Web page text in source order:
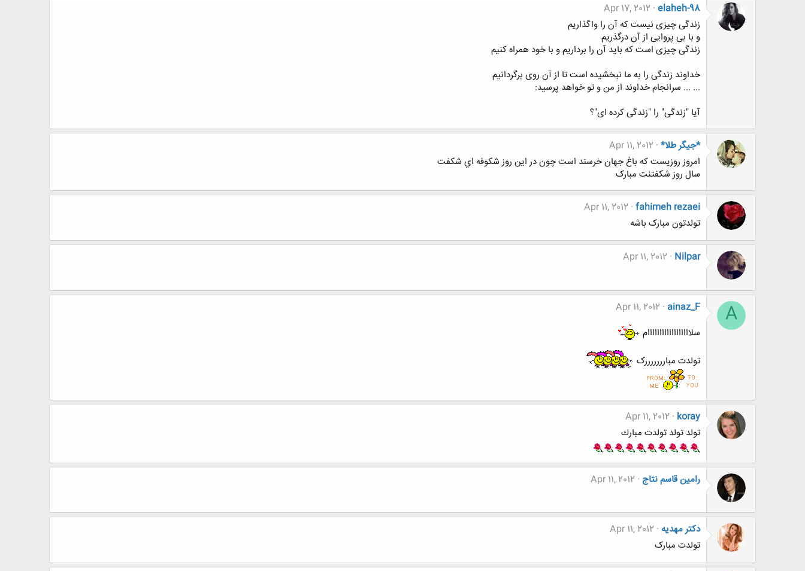
elaheh-98
Apr 17, 2012
زندگی چیزی نیست که آن را واگذاریم
و با بی پروایی از آن درگذریم
زندگی چیزی است که باید آن را برداریم و با خود همراه کنیم
خداوند زندگی را به ما نبخشیده است تا از آن روی برگردانیم
... ... سرانجام خداوند از من و تو خواهد پرسید:
آیا "زندگی" را "زندگی کرده ای"؟
*جیگر طلا* Apr 11, 2012
امروز روزیست که باغ جهان خرسند است چون در این روز شكوفه اي شکفت
سال روز شکفتنت مبارک
fahimeh rezaei
Apr 11, 2012
تولدتون مبارک باشه
Nilpar
Apr 11, 2012
A
ainaz_F
Apr 11, 2012
سلاااااااااااااااااام
تولدت مبارررررررک
koray
Apr 11, 2012
تولد تولد تولدت مبارك
رامین قاسم نتاج Apr 11, 2012
دکتر مهدیه Apr 11, 2012
تولدت مبارک